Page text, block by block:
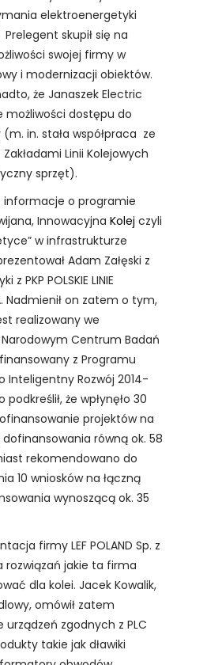
elektroenergetyki
skupił się na
swojej firmy w
i modernizacji obiektów.
że Janaszek Electric
możliwości dostępu do
in. stała współpraca ze
Linii Kolejowych
sprzęt).
informacje o programie
Innowacyjna Kolej czyli
w infrastrukturze
Adam Załęski z
z PKP POLSKIE LINIE
Nadmienił on zatem o tym,
realizowany we
Narodowym Centrum Badań
z Programu
Inteligentny Rozwój 2014-
że wpłynęło 30
projektów na
dofinansowania równą ok. 58
rekomendowano do
10 wniosków na łączną
wynoszącą ok. 35
firmy LEF POLAND Sp. z
rozwiązań jakie ta firma
dla kolei. Jacek Kowalik,
omówił zatem
urządzeń zgodnych z PLC
takie jak dławiki